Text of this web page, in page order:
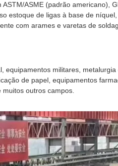
ASME (padrão americano),
estoque de ligas à base de
com arames e varetas de
militares, metalurgia
de papel, equipamentos
outros campos.